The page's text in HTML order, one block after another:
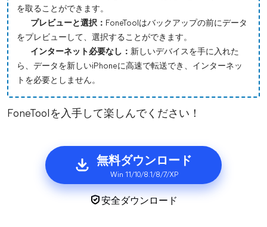
を取ることができます。
プレビューと選択： FoneToolはバックアップの前にデータ
をプレビューして、選択することができます。
インターネット必要なし： 新しいデバイスを手に入れた
ら、データを新しいiPhoneに高速で転送でき、インターネッ
トを必要としません。
FoneToolを入手して楽しんでください！
無料ダウンロード
Win 11/10/8.1/8/7/XP
安全ダウンロード